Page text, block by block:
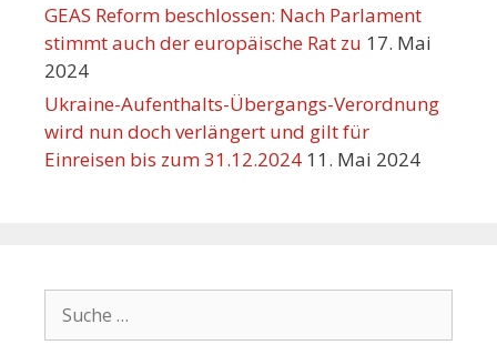
GEAS Reform beschlossen: Nach Parlament
stimmt auch der europäische Rat zu 17. Mai
2024
Ukraine-Aufenthalts-Übergangs-Verordnung
wird nun doch verlängert und gilt für
Einreisen bis zum 31.12.2024 11. Mai 2024